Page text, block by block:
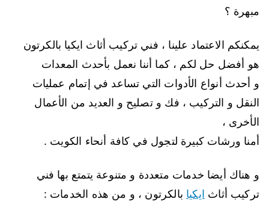
مبهرة ؟
يمكنكم الاعتماد علينا ، فني تركيب أثاث ايكيا بالكرتون
هو أفضل حل لكم ، كما أننا نعمل بأحدث المعدات
و أحدث أنواع الأدوات التي تساعد في إتمام عمليات
النقل و التركيب ، فك و تصليح و العديد من الأعمال
الأخرى ،
أمنا ورشات كبيرة لتجول في كافة أنحاء الكويت .
و هناك أيضا خدمات متعددة و متنوعة يتمتع بها فني
تركيب أثاث ايكيا بالكرتون ، و من هذه الخدمات :